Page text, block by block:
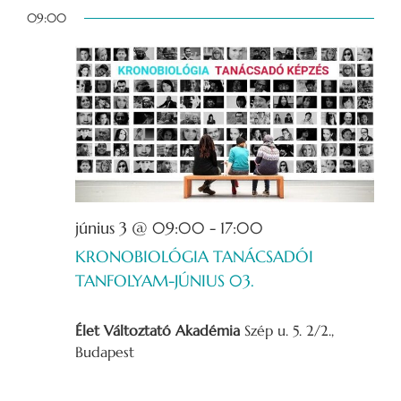
for
2026-
06-
kiválasztása.
09:00
KRONOBIOLÓGIA TANÁCSADÓI
TANFOLYAM-JÚNIUS 03.
június 3 @ 09:00 - 17:00
Élet Változtató Akadémia Szép u. 5. 2/2.,
Budapest